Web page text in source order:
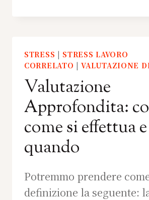
STRESS | STRESS LAVORO
CORRELATO |VALUTAZIONE
Valutazione
Approfondita:
come si effettua e
quando
Potremmo prendere
definizione la seguente: